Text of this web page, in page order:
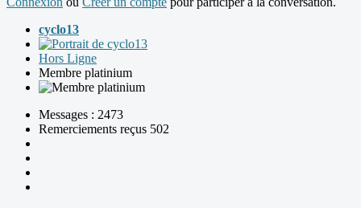
cyclo13
Hors Ligne
Membre platinium
Messages : 2473
Remerciements reçus 502